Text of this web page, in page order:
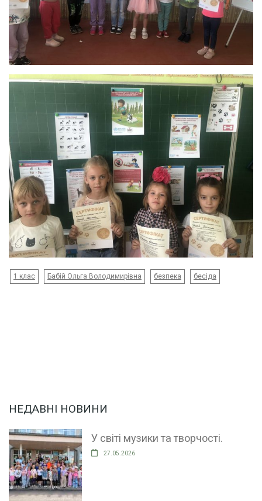
1 клас Бабій Ольга Володимирівна безпека бесіда
НЕДАВНІ НОВИНИ
У світі музики та творчості.
27.05.2026